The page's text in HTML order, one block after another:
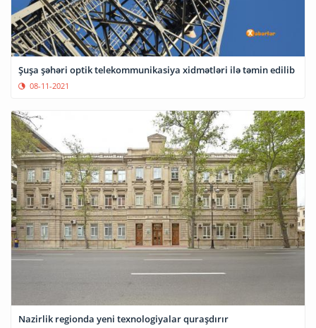
Şuşa şəhəri optik telekommunikasiya xidmətləri ilə təmin edilib
08-11-2021
Nazirlik regionda yeni texnologiyalar quraşdırır